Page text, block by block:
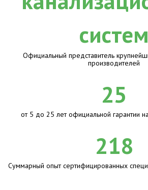
Официальный представитель
производителей
25
от 5 до 25 лет официальной гарантии
218
Суммарный опыт сертифицированных